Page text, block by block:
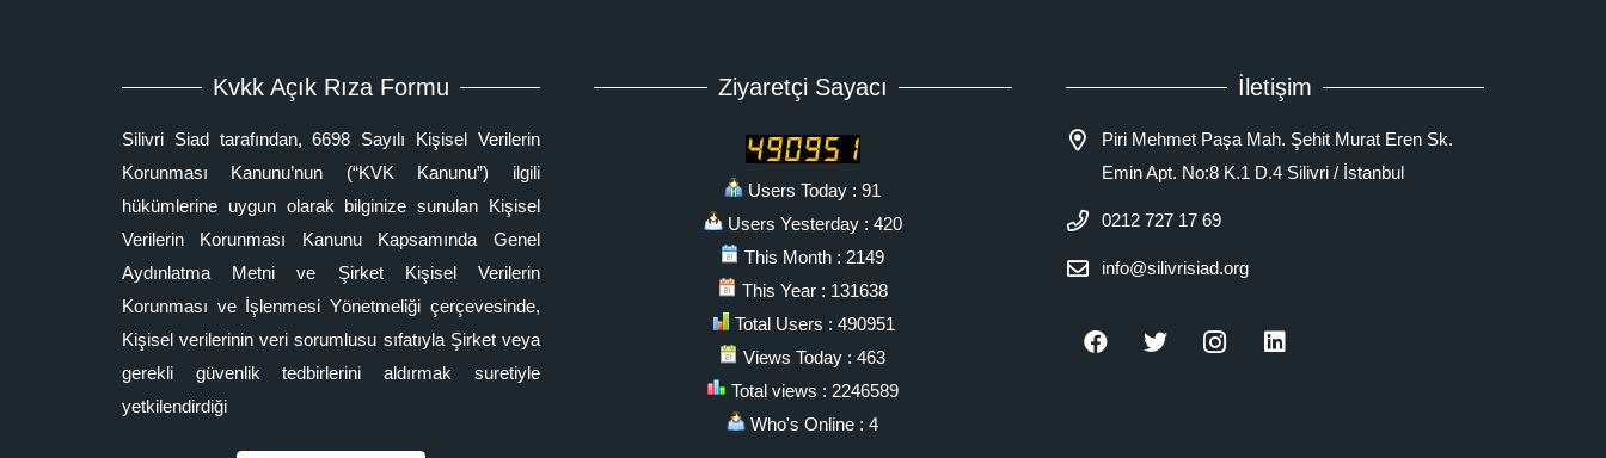
Kvkk Açık Rıza Formu
Silivri Siad tarafından, 6698 Sayılı Kişisel Verilerin
Korunması Kanunu’nun (“KVK Kanunu”) ilgili
hükümlerine uygun olarak bilginize sunulan Kişisel
Verilerin Korunması Kanunu Kapsamında Genel
Aydınlatma Metni ve Şirket Kişisel Verilerin
Korunması ve İşlenmesi Yönetmeliği çerçevesinde,
Kişisel verilerinin veri sorumlusu sıfatıyla Şirket veya
gerekli güvenlik tedbirlerini aldırmak suretiyle
yetkilendirdiği
Ziyaretçi Sayacı
Users Today : 91
Users Yesterday : 420
This Month : 2149
This Year : 131638
Total Users : 490951
Views Today : 463
Total views : 2246589
Who's Online : 4
İletişim
Piri Mehmet Paşa Mah. Şehit Murat Eren Sk.
Emin Apt. No:8 K.1 D.4 Silivri / İstanbul
0212 727 17 69
info@silivrisiad.org